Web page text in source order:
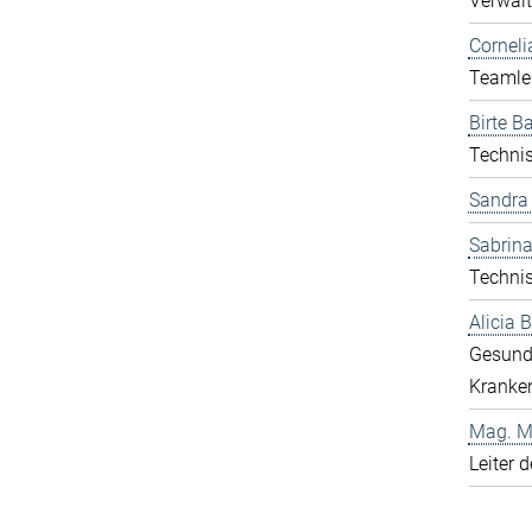
Birte
Sandra
Alicia
Mag.
Leiter